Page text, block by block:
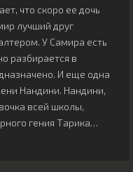
что скоро ее дочь
лучший друг
У Самира есть
разбирается в
И еще одна
Нандини. Нандини,
всей школы,
гения Тарика…